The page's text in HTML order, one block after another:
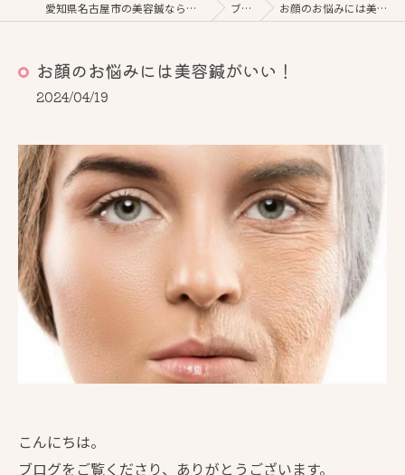
愛知県名古屋市の美容鍼なら鍼灸美心みぃんとこ ブログ お顔のお悩みには美容鍼がいい！
お顔のお悩みには美容鍼がいい！
2024/04/19
こんにちは。
ブログをご覧くださり、ありがとうございます。